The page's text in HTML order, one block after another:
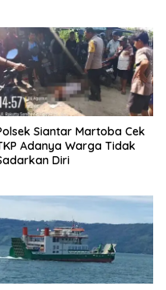
Siantar Martoba Cek
Adanya Warga Tidak
Diri